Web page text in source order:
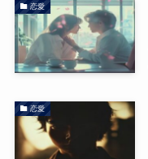
恋愛
恋愛